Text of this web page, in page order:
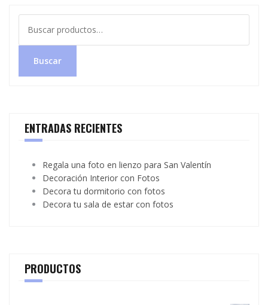
por:
Buscar
ENTRADAS RECIENTES
Regala una foto en lienzo para San Valentín
Decoración Interior con Fotos
Decora tu dormitorio con fotos
Decora tu sala de estar con fotos
PRODUCTOS